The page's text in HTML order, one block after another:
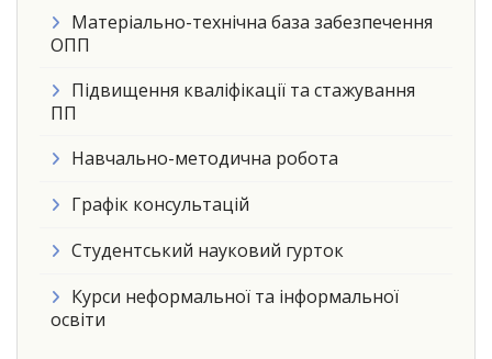
Матеріально-технічна база забезпечення
ОПП
Підвищення кваліфікації та стажування
ПП
Навчально-методична робота
Графік консультацій
Студентський науковий гурток
Курси неформальної та інформальної
освіти